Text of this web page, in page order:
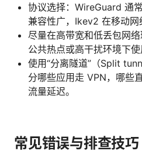
协议选择：WireGuard 通
兼容性广，Ikev2 在移动网
尽量在高带宽和低丢包网
公共热点或高干扰环境下使
使用“分离隧道”（Split
分哪些应用走 VPN，哪些
流量延迟。
常见错误与排查技巧